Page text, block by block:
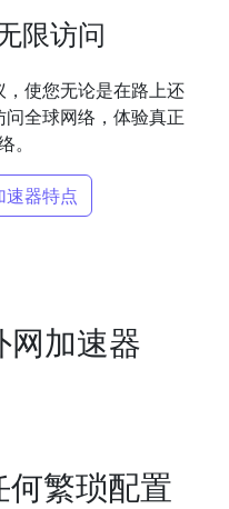
限访问
使您无论是在路上还
全球网络，体验真正
。
速器特点
网加速器
繁琐配置